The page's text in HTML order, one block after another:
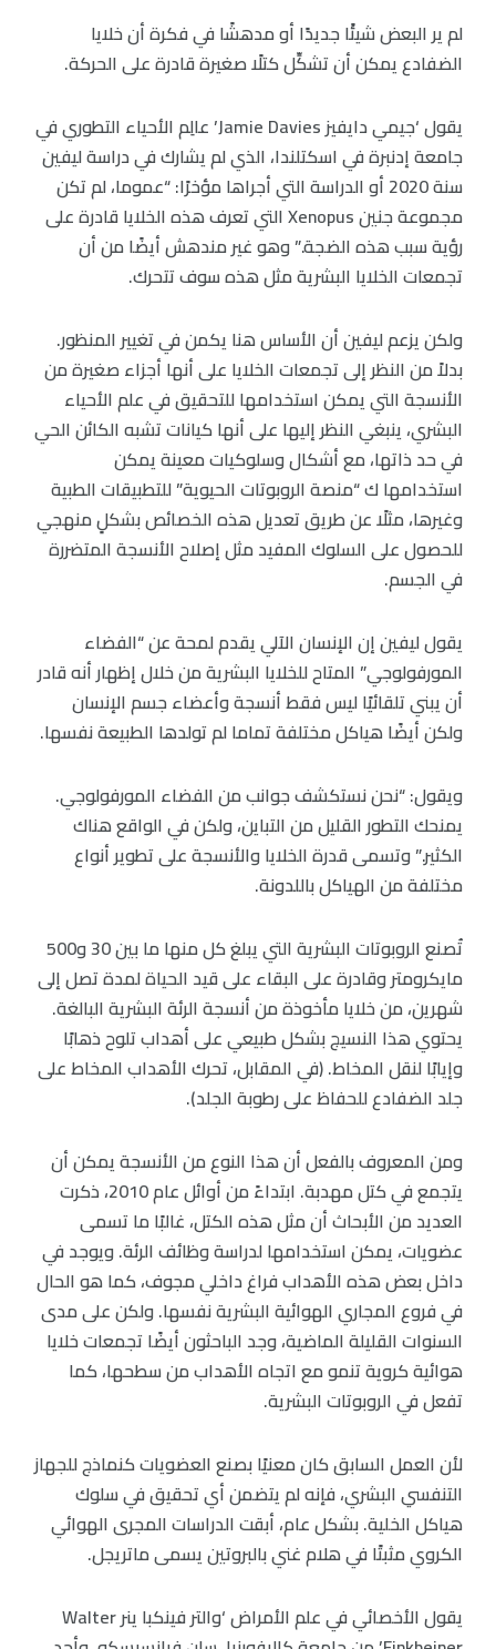
لم ير البعض شيئًا جديدًا أو مدهشًا في فكرة أن خلايا
الضفادع يمكن أن تشكِّل كتلًا صغيرة قادرة على الحركة.
يقول ‘جيمي دايفيز Jamie Davies’ عالِم الأحياء التطوري في
جامعة إدنبرة في اسكتلندا، الذي لم يشارك في دراسة ليفين
سنة 2020 أو الدراسة التي أجراها مؤخرًا: “عموما، لم تكن
مجموعة جنين Xenopus التي تعرف هذه الخلايا قادرة على
رؤية سبب هذه الضجة.” وهو غير مندهش أيضًا من أن
تجمعات الخلايا البشرية مثل هذه سوف تتحرك.
ولكن يزعم ليفين أن الأساس هنا يكمن في تغيير المنظور.
بدلاً من النظر إلى تجمعات الخلايا على أنها أجزاء صغيرة من
الأنسجة التي يمكن استخدامها للتحقيق في علم الأحياء
البشري، ينبغي النظر إليها على أنها كيانات تشبه الكائن الحي
في حد ذاتها، مع أشكال وسلوكيات معينة يمكن
استخدامها ك “منصة الروبوتات الحيوية” للتطبيقات الطبية
وغيرها، مثلًا عن طريق تعديل هذه الخصائص بشكلٍ منهجي
للحصول على السلوك المفيد مثل إصلاح الأنسجة المتضررة
في الجسم.
يقول ليفين إن الإنسان الآلي يقدم لمحة عن “الفضاء
المورفولوجي” المتاح للخلايا البشرية من خلال إظهار أنه قادر
أن يبني تلقائيًا ليس فقط أنسجة وأعضاء جسم الإنسان
ولكن أيضًا هياكل مختلفة تماما لم تولدها الطبيعة نفسها.
ويقول: “نحن نستكشف جوانب من الفضاء المورفولوجي.
يمنحك التطور القليل من التباين، ولكن في الواقع هناك
الكثير.” وتسمى قدرة الخلايا والأنسجة على تطوير أنواع
مختلفة من الهياكل باللدونة.
تُصنع الروبوتات البشرية التي يبلغ كل منها ما بين 30 و500
مايكرومتر وقادرة على البقاء على قيد الحياة لمدة تصل إلى
شهرين، من خلايا مأخوذة من أنسجة الرئة البشرية البالغة.
يحتوي هذا النسيج بشكل طبيعي على أهداب تلوح ذهابًا
وإيابًا لنقل المخاط. (في المقابل، تحرك الأهداب المخاط على
جلد الضفادع للحفاظ على رطوبة الجلد).
ومن المعروف بالفعل أن هذا النوع من الأنسجة يمكن أن
يتجمع في كتل مهدبة. ابتداءً من أوائل عام 2010، ذكرت
العديد من الأبحاث أن مثل هذه الكتل، غالبًا ما تسمى
عضويات، يمكن استخدامها لدراسة وظائف الرئة. ويوجد في
داخل بعض هذه الأهداب فراغ داخلي مجوف، كما هو الحال
في فروع المجاري الهوائية البشرية نفسها. ولكن على مدى
السنوات القليلة الماضية، وجد الباحثون أيضًا تجمعات خلايا
هوائية كروية تنمو مع اتجاه الأهداب من سطحها، كما
تفعل في الروبوتات البشرية.
لأن العمل السابق كان معنيًا بصنع العضويات كنماذج للجهاز
التنفسي البشري، فإنه لم يتضمن أي تحقيق في سلوك
هياكل الخلية. بشكل عام، أبقت الدراسات المجرى الهوائي
الكروي مثبتًا في هلام غني بالبروتين يسمى ماتريجل.
يقول الأخصائي في علم الأمراض ‘والتر فينكبا ينر Walter